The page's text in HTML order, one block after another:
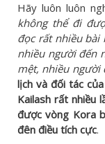
Hãy luôn luôn
không thể đi
đọc rất nhiều bài
nhiều người đến
mệt, nhiều người
lịch và đối tác
Kailash rất nhiều
được vòng Kora
đên điều tích cực.